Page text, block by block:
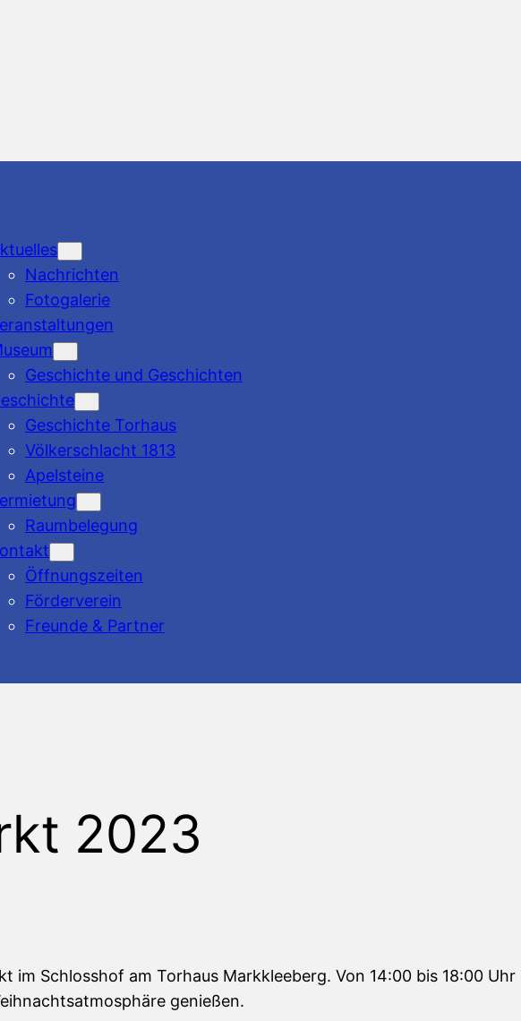
Nachrichten
Fotogalerie
Geschichte und Geschichten
Geschichte Torhaus
Völkerschlacht 1813
Apelsteine
Raumbelegung
Öffnungszeiten
Förderverein
Freunde & Partner
2023
im Schlosshof am Torhaus Markkleeberg. Von 14:00 bis 18:00
genießen.